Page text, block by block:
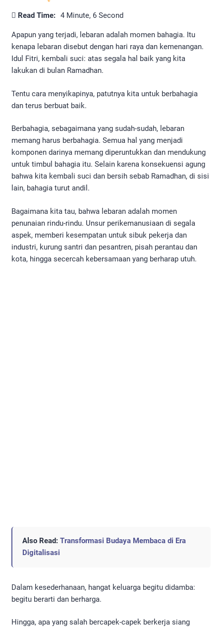
Read Time: 4 Minute, 6 Second
Apapun yang terjadi, lebaran adalah momen bahagia. Itu
kenapa lebaran disebut dengan hari raya dan kemenangan.
Idul Fitri, kembali suci: atas segala hal baik yang kita
lakukan di bulan Ramadhan.
Tentu cara menyikapinya, patutnya kita untuk berbahagia
dan terus berbuat baik.
Berbahagia, sebagaimana yang sudah-sudah, lebaran
memang harus berbahagia. Semua hal yang menjadi
komponen darinya memang diperuntukkan dan mendukung
untuk timbul bahagia itu. Selain karena konsekuensi agung
bahwa kita kembali suci dan bersih sebab Ramadhan, di sisi
lain, bahagia turut andil.
Bagaimana kita tau, bahwa lebaran adalah momen
penunaian rindu-rindu. Unsur perikemanusiaan di segala
aspek, memberi kesempatan untuk sibuk pekerja dan
industri, kurung santri dan pesantren, pisah perantau dan
kota, hingga secercah kebersamaan yang berharap utuh.
Also Read: Transformasi Budaya Membaca di Era
Digitalisasi
Dalam kesederhanaan, hangat keluarga begitu didamba:
begitu berarti dan berharga.
Hingga, apa yang salah bercapek-capek berkerja siang